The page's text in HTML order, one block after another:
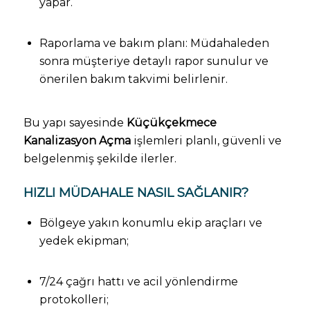
Raporlama ve bakım planı: Müdahaleden
sonra müşteriye detaylı rapor sunulur ve
önerilen bakım takvimi belirlenir.
Bu yapı sayesinde Küçükçekmece
Kanalizasyon Açmaişlemleri planlı, güvenli ve
belgelenmiş şekilde ilerler.
HIZLI MÜDAHALE NASIL SAĞLANIR?
Bölgeye yakın konumlu ekip araçları ve
yedek ekipman;
7/24 çağrı hattı ve acil yönlendirme
protokolleri;